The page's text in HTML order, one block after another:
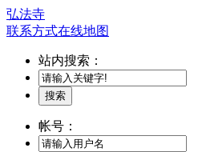
弘法寺
联系方式在线地图
站内搜索：
搜索
帐号：